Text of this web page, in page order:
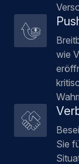
wie
Sie